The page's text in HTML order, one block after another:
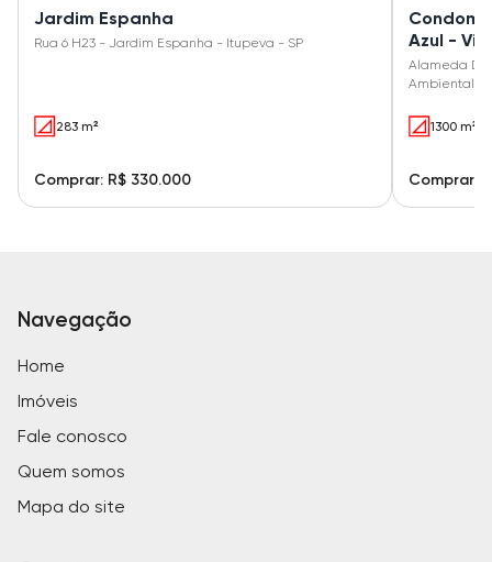
Jardim Espanha
Rua 6 H23 - Jardim Espanha - Itupeva - SP
283 m²
Comprar: R$ 330.000
Azul -
Alameda
Ambiental -
1300 m²
Comprar:
Navegação
Home
Imóveis
Fale conosco
Quem somos
Mapa do site